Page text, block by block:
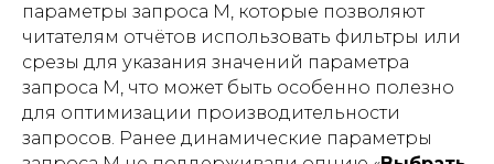
параметры запроса M, которые позволяют
читателям отчётов использовать фильтры или
срезы для указания значений параметра
запроса M, что может быть особенно полезно
для оптимизации производительности
запросов. Ранее динамические параметры